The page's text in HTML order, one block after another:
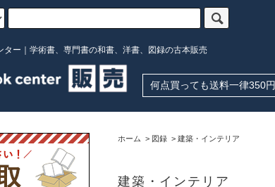
ター｜学術書、専門書の和書、洋書、図録の古本販売
何点買っても送料一律350円
ホーム > 図録 > 建築・インテリア
建築・インテリア